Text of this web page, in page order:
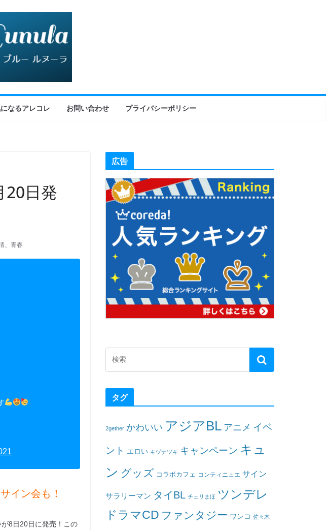
なるアレコレ お問い合わせ プライバシーポリシー
20日発
青春
イン会も！
8日20日に発売！この
広告
タグ
2gether かわいい アジアBL アニメ イベ
ント エロい キヅナツキ キャンペーン キュ
ン グッズ コラボカフェ コンティニュエ サイン
サラリーマン タイBL チェリまほ ツンデレ
ドラマCD ファンタジー ワンコ 佐々木